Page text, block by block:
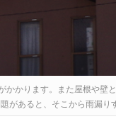
かかります。また屋根や壁
があると、そこから雨漏り